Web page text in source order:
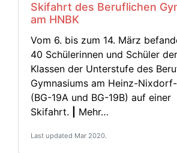
Skifahrt des Beruflichen
am HNBK
Vom 6. bis zum 14. März
40 Schülerinnen und Schüler
Klassen der Unterstufe des
Gymnasiums am Heinz-
(BG-19A und BG-19B) auf einer
Skifahrt.
Mehr…
Last updated Mar 2020.